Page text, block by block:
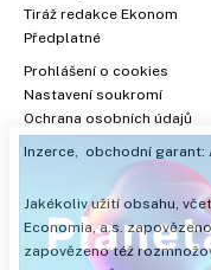
Tiráž redakce Ekonom
Předplatné
Prohlášení o cookies
Nastavení soukromí
Ochrana osobních údajů
Inzerce , obchodní garant:
Jakékoliv užití obsahu,
Economia, a.s.
zapovězeno též